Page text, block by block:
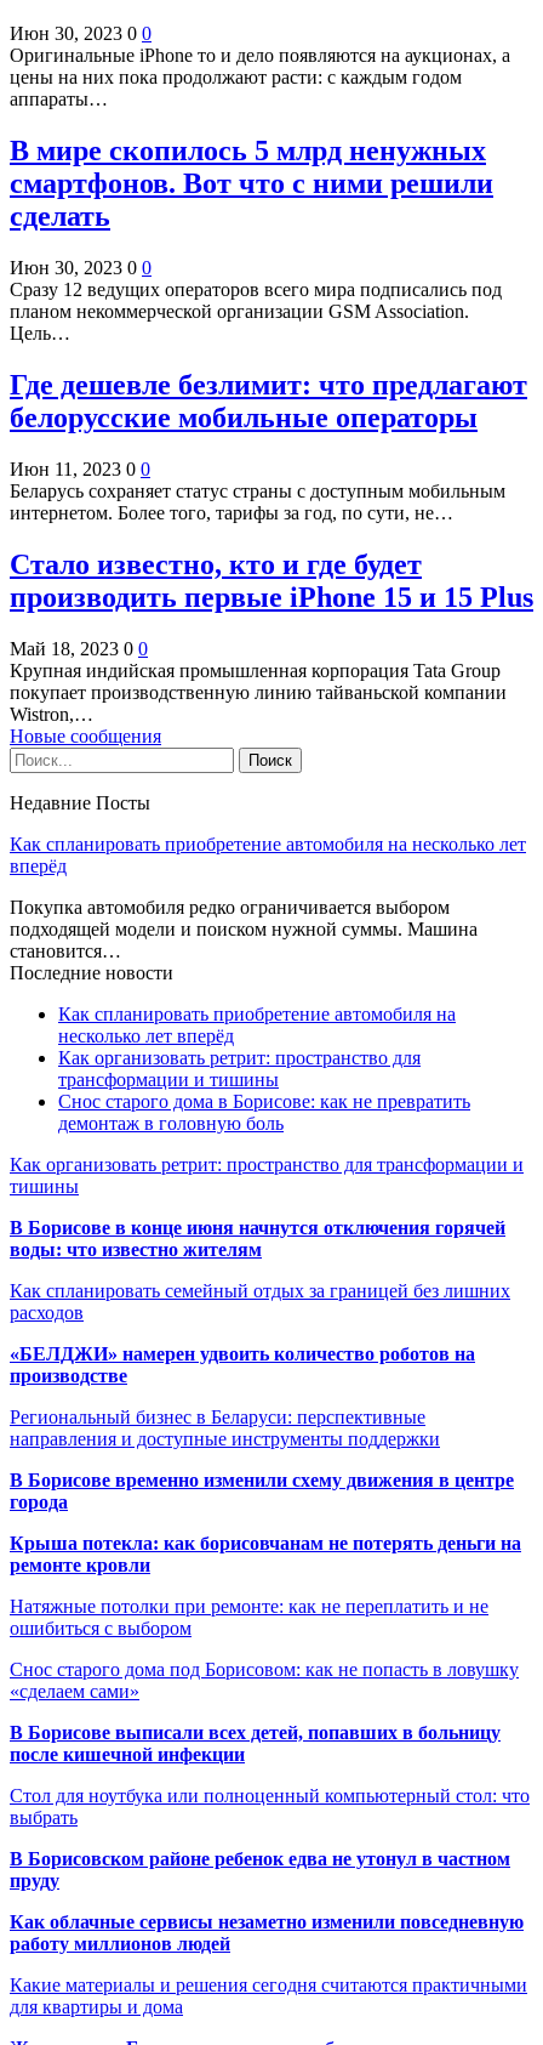
Июн 30, 2023 0 0
Оригинальные iPhone то и дело появляются на аукционах, а
цены на них пока продолжают расти: с каждым годом
аппараты…
В мире скопилось 5 млрд ненужных
смартфонов. Вот что с ними решили
сделать
Июн 30, 2023 0 0
Сразу 12 ведущих операторов всего мира подписались под
планом некоммерческой организации GSM Association.
Цель…
Где дешевле безлимит: что предлагают
белорусские мобильные операторы
Июн 11, 2023 0 0
Беларусь сохраняет статус страны с доступным мобильным
интернетом. Более того, тарифы за год, по сути, не…
Стало известно, кто и где будет
производить первые iPhone 15 и 15 Plus
Май 18, 2023 0 0
Крупная индийская промышленная корпорация Tata Group
покупает производственную линию тайваньской компании
Wistron,…
Новые сообщения
Недавние Посты
Как спланировать приобретение автомобиля на несколько лет
вперёд
Покупка автомобиля редко ограничивается выбором
подходящей модели и поиском нужной суммы. Машина
становится…
Последние новости
Как спланировать приобретение автомобиля на
несколько лет вперёд
Как организовать ретрит: пространство для
трансформации и тишины
Снос старого дома в Борисове: как не превратить
демонтаж в головную боль
Как организовать ретрит: пространство для трансформации и
тишины
В Борисове в конце июня начнутся отключения горячей
воды: что известно жителям
Как спланировать семейный отдых за границей без лишних
расходов
«БЕЛДЖИ» намерен удвоить количество роботов на
производстве
Региональный бизнес в Беларуси: перспективные
направления и доступные инструменты поддержки
В Борисове временно изменили схему движения в центре
города
Крыша потекла: как борисовчанам не потерять деньги на
ремонте кровли
Натяжные потолки при ремонте: как не переплатить и не
ошибиться с выбором
Снос старого дома под Борисовом: как не попасть в ловушку
«сделаем сами»
В Борисове выписали всех детей, попавших в больницу
после кишечной инфекции
Стол для ноутбука или полноценный компьютерный стол: что
выбрать
В Борисовском районе ребенок едва не утонул в частном
пруду
Как облачные сервисы незаметно изменили повседневную
работу миллионов людей
Какие материалы и решения сегодня считаются практичными
для квартиры и дома